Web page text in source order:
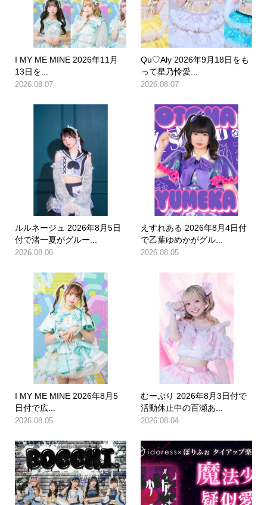
I MY ME MINE 2026年11月
13日を...
2026.08.07
Qu♡Aly 2026年9月18日をも
って星乃怜愛...
2026.08.07
ルルネージュ 2026年8月5日
付で渚一夏がグルー...
2026.08.06
えすれある 2026年8月4日付
で乙葉ゆめかがグル...
2026.08.05
I MY ME MINE 2026年8月5
日付で広...
2026.08.05
むーぷり 2026年8月3日付で
活動休止中の百瀬あ...
2026.08.04